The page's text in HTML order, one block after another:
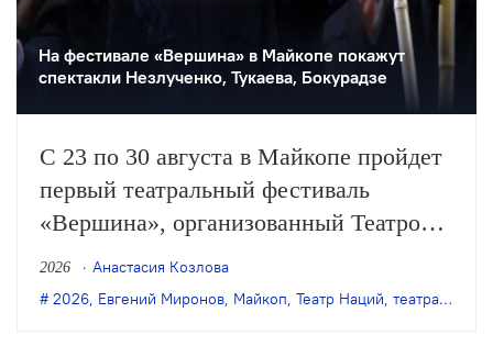
На фестивале «Вершина» в Майкопе покажут
спектакли Незлученко, Тукаева, Бокурадзе
С 23 по 30 августа в Майкопе пройдет
первый театральный фестиваль
«Вершина», организованный Театром
Наций. Участниками станут театры из
Альметьевска, Березников, Заречного,
2026
Анастасия Козлова
2026, Евгений Миронов, Майкоп, Театр Наций, театральный фестиваль